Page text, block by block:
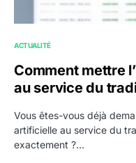
ACTUALITÉ
Comment mettre
au service du
Vous êtes-vous déjà
artificielle au service du
exactement ?…